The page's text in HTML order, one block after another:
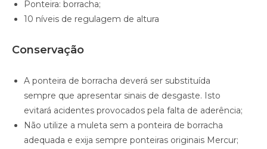
Ponteira: borracha;
10 níveis de regulagem de altura
Conservação
A ponteira de borracha deverá ser substituída
sempre que apresentar sinais de desgaste. Isto
evitará acidentes provocados pela falta de aderência;
Não utilize a muleta sem a ponteira de borracha
adequada e exija sempre ponteiras originais Mercur;